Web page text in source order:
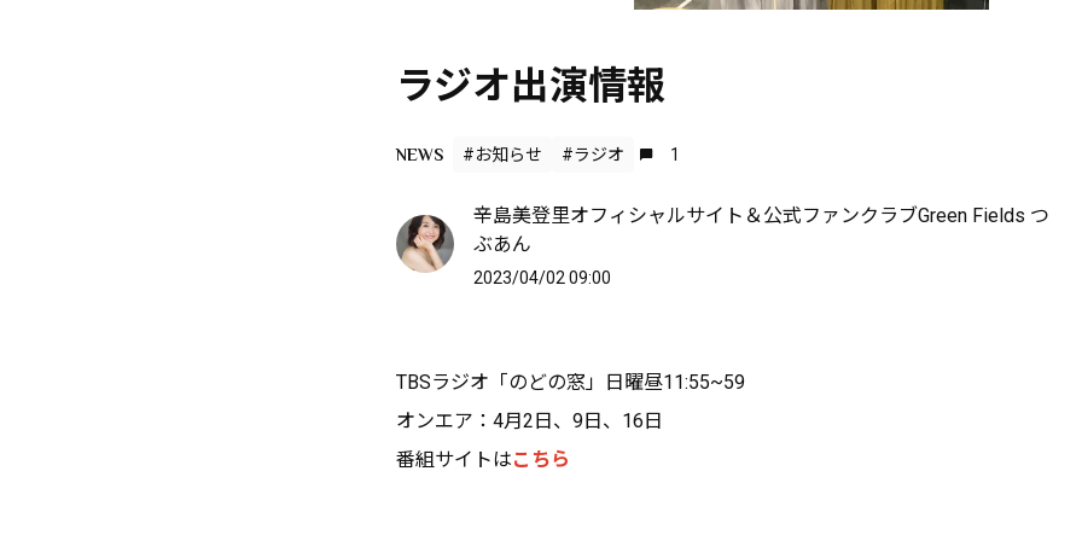
ラジオ出演情報
NEWS #お知らせ #ラジオ 1
辛島美登里オフィシャルサイト＆公式ファンクラブGreen Fields つ
ぶあん
2023/04/02 09:00
TBSラジオ「のどの窓」日曜昼11:55~59
オンエア：4月2日、9日、16日
番組サイトはこちら